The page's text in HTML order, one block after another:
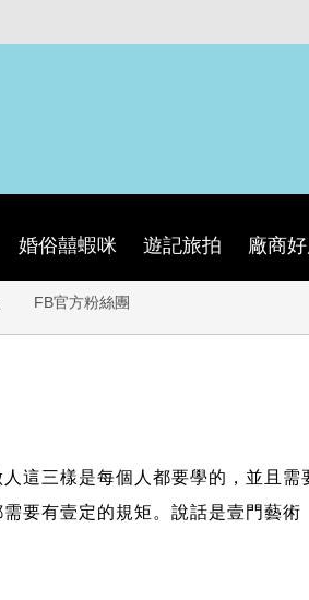
婚俗囍蝦咪 遊記旅拍 廠商
FB官方粉絲團
這三樣是每個人都要學的，並且需
有壹定的規矩。說話是壹門藝術